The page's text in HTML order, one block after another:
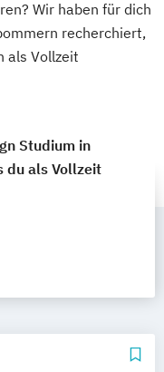
Wir haben für dich
recherchiert,
als Vollzeit
Studium in
du als Vollzeit